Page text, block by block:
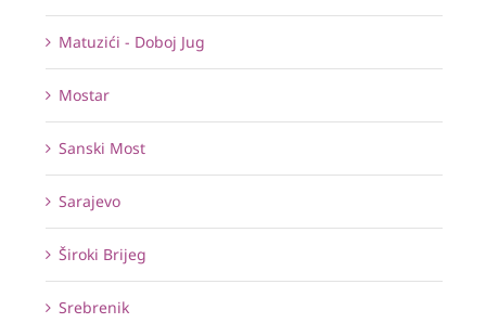
Matuzići - Doboj Jug
Mostar
Sanski Most
Sarajevo
Široki Brijeg
Srebrenik